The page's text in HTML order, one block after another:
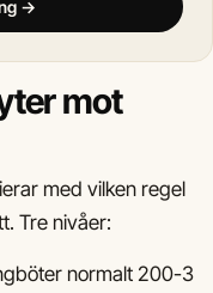
→
mot
med vilken regel
Tre nivåer:
normalt 200-3